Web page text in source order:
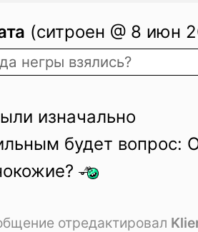
(ситроен @ 8 июн
негры взялись?
изначально
будет вопрос:
отредактировал